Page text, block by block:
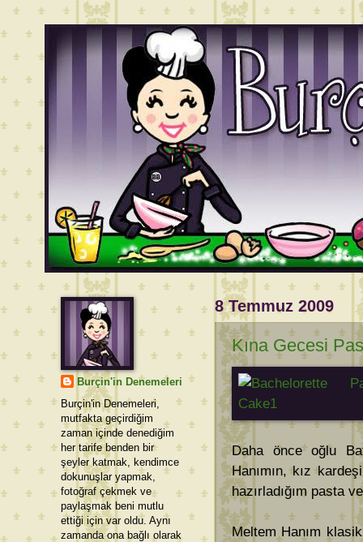
8 Temmuz 2009
Kına Gecesi
Daha önce oğlu
Hanımın, kız
hazırladığım pasta
Meltem Hanım
Burçin'in Denemeleri
Burçin'in Denemeleri,
mutfakta geçirdiğim
zaman içinde denediğim
her tarife benden bir
şeyler katmak, kendimce
dokunuşlar yapmak,
fotoğraf çekmek ve
paylaşmak beni mutlu
ettiği için var oldu. Aynı
zamanda ona bağlı olarak